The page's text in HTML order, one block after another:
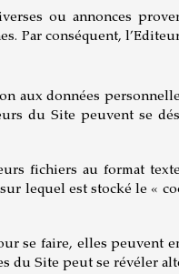
ou annonces
Par conséquent,
données
du Site peuvent se
fichiers au format
lequel est stocké le «
se faire, elles
du Site peut se révéler